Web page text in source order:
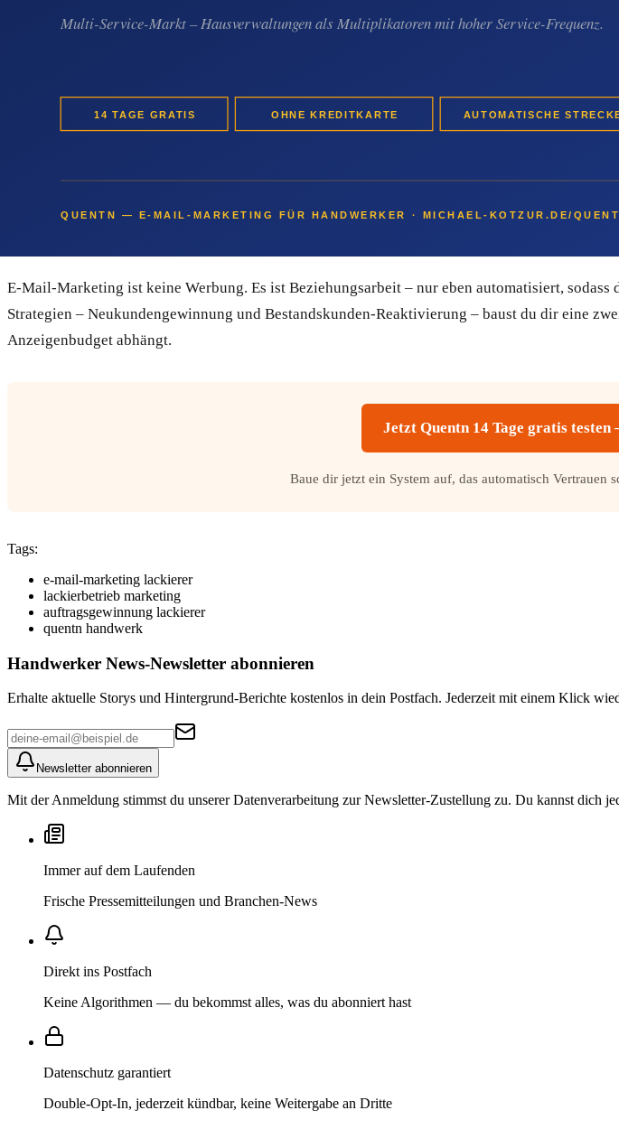
E-Mail-Marketing kehrt das um. Du bist dauerhaft im Blickfeld deiner Interessenten und
Fazit: Lackier-Betriebe verschenken bares Geld ohne E-
Als Lackierbetrieb bedienst du eine außergewöhnliche Bandbreite an Kunden – privat,
E-Mail-Marketing ist keine Werbung. Es ist Beziehungsarbeit – nur eben automatisiert,
Strategien – Neukundengewinnung und Bestandskunden-Reaktivierung – baust du dir eine
Anzeigenbudget abhängt.
Jetzt Quentn 14 Tage gratis
Baue dir jetzt ein System auf, das automatisch
Tags:
e-mail-marketing lackierer
lackierbetrieb marketing
auftragsgewinnung lackierer
quentn handwerk
Handwerker News-Newsletter abonnieren
Erhalte aktuelle Storys und Hintergrund-Berichte kostenlos in dein Postfach. Jederzeit mit einem Klick
Newsletter abonnieren
Mit der Anmeldung stimmst du unserer Datenverarbeitung zur Newsletter-Zustellung zu. Du kannst dich
Immer auf dem Laufenden
Frische Pressemitteilungen und Branchen-News
Direkt ins Postfach
Keine Algorithmen — du bekommst alles, was du abonniert hast
Datenschutz garantiert
Double-Opt-In, jederzeit kündbar, keine Weitergabe an Dritte